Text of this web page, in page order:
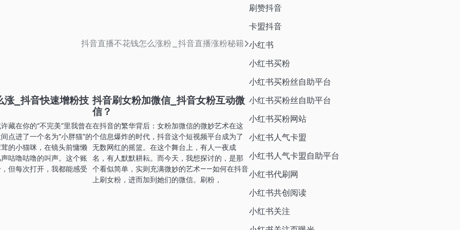
抖音直播不花钱怎么涨粉_抖音直播涨粉秘籍
涨_抖音快速增粉技
藏在你的“不完美”里我曾在
点进了一个名为“小胖猫”的
的小猫咪，在镜头前慵懒
咕噜咕噜的叫声。这个账
但每次打开，我都能感受
抖音刷女粉加微信_抖音女粉互动微
信？
在抖音的繁华背后：女粉加微信的微妙艺术在这
个信息爆炸的时代，抖音这个短视频平台成为了
无数网红的摇篮。在这个舞台上，有人一夜成
名，有人默默耕耘。而今天，我想探讨的，是那
个看似简单，实则充满微妙的艺术——如何在抖音
上刷女粉，进而加到她们的微信。刷粉，
刷赞抖音
卡盟抖音
小红书
小红书买粉
小红书买粉丝自助平台
小红书买粉丝自助平台
小红书买粉网站
小红书人气卡盟
小红书人气卡盟自助平台
小红书代刷网
小红书共创阅读
小红书关注